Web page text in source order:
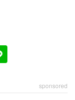
sponsored